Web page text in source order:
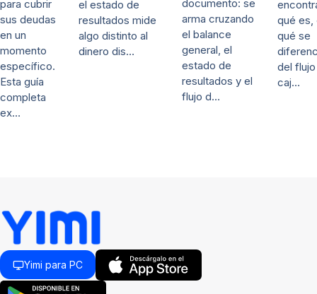
para cubrir
sus deudas
en un
momento
específico.
Esta guía
completa
ex…
el estado de
resultados mide
algo distinto al
dinero dis…
documento: se
arma cruzando
el balance
general, el
estado de
resultados y el
flujo d…
qué es,
qué se
del
caj…
Yimi para PC